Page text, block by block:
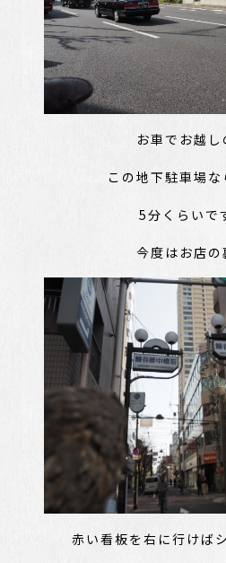
お車でお越し
この地下駐車場な
5分くらいで
今度はお店の
赤い看板を右に行けば